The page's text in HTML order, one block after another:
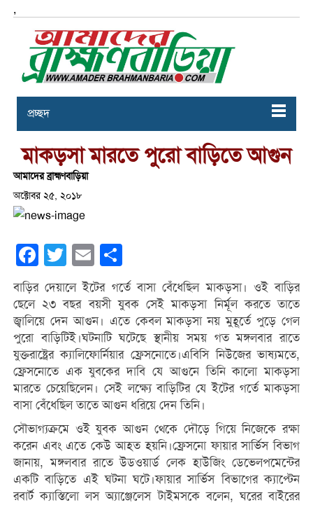
,
প্রচ্ছদ
মাকড়সা মারতে পুরো বাড়িতে আগুন
আমাদের ব্রাহ্মণবাড়িয়া
অক্টোবর ২৫, ২০১৮
Facebook
Twitter Email
বাড়ির দেয়ালে ইটের গর্তে বাসা বেঁধেছিল মাকড়সা। ওই বাড়ির
ছেলে ২৩ বছর বয়সী যুবক সেই মাকড়সা নির্মূল করতে তাতে
জ্বালিয়ে দেন আগুন। এতে কেবল মাকড়সা নয় মুহূর্তে পুড়ে গেল
পুরো বাড়িটিই।ঘটনাটি ঘটেছে স্থানীয় সময় গত মঙ্গলবার রাতে
যুক্তরাষ্ট্রের ক্যালিফোর্নিয়ার ফ্রেসনোতে।এবিসি নিউজের ভাষ্যমতে,
ফ্রেসনোতে এক যুবকের দাবি যে আগুনে তিনি কালো মাকড়সা
মারতে চেয়েছিলেন। সেই লক্ষ্যে বাড়িটির যে ইটের গর্তে মাকড়সা
বাসা বেঁধেছিল তাতে আগুন ধরিয়ে দেন তিনি।
সৌভাগ্যক্রমে ওই যুবক আগুন থেকে দৌড়ে গিয়ে নিজেকে রক্ষা
করেন এবং এতে কেউ আহত হয়নি।ফ্রেসনো ফায়ার সার্ভিস বিভাগ
জানায়, মঙ্গলবার রাতে উডওয়ার্ড লেক হাউজিং ডেভেলপমেন্টের
একটি বাড়িতে এই ঘটনা ঘটে।ফায়ার সার্ভিস বিভাগের ক্যাপ্টেন
রবার্ট ক্যাস্তিলো লস অ্যাঞ্জেলেস টাইমসকে বলেন, ঘরের বাইরের